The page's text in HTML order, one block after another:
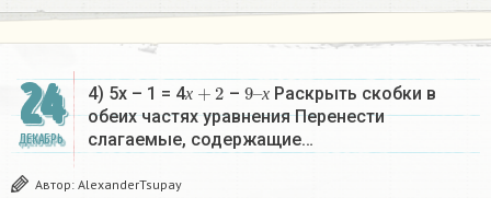
24
ДЕКАБРЬ
4) 5х – 1 = 4х
х+2 – х
9–
х
Раскрыть скобки в
обеих частях уравнения Перенести
слагаемые, содержащие…
Автор: AlexanderTsupay